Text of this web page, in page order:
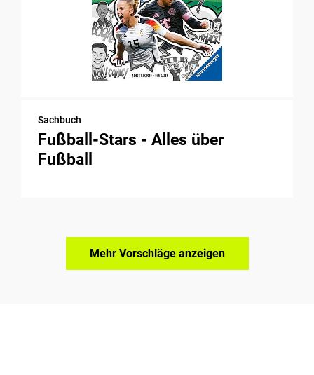
Sachbuch
Fußball-Stars - Alles über
Fußball
Mehr Vorschläge anzeigen